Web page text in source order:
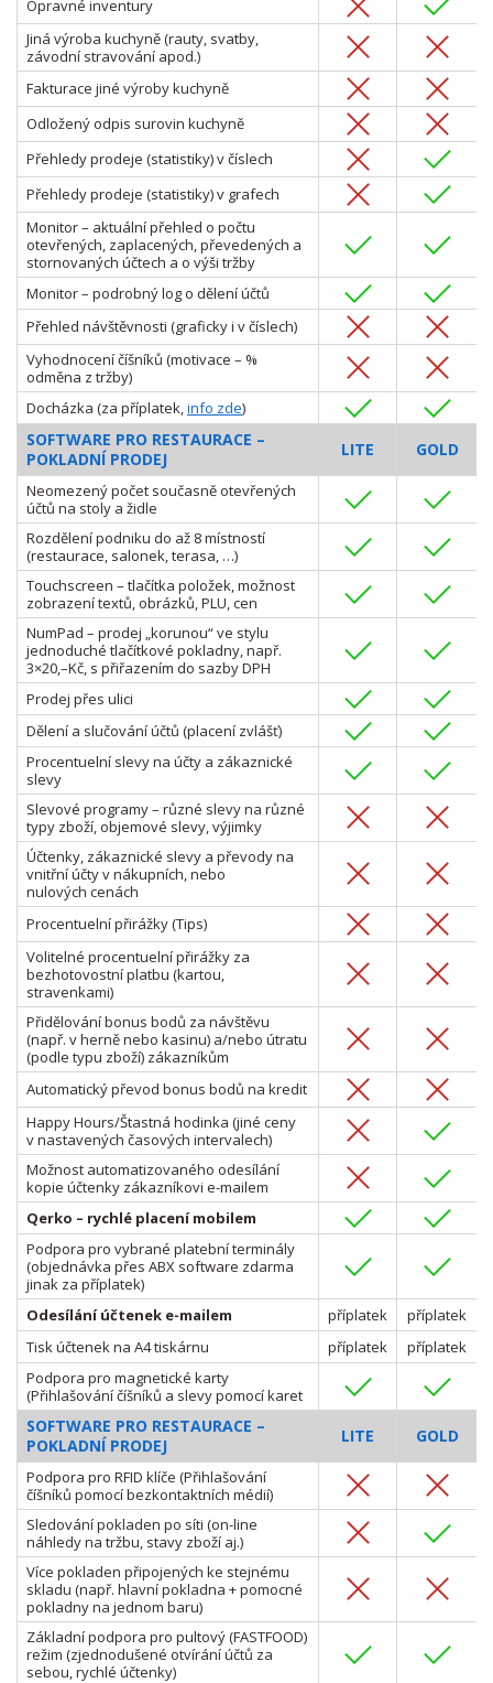
Opravné inventury
Jiná výroba kuchyně (rauty, svatby,
závodní stravování apod.)
Fakturace jiné výroby kuchyně
Odložený odpis surovin kuchyně
Přehledy prodeje (statistiky) v číslech
Přehledy prodeje (statistiky) v grafech
Monitor – aktuální přehled o počtu
otevřených, zaplacených, převedených a
stornovaných účtech a o výši tržby
Monitor – podrobný log o dělení účtů
Přehled návštěvnosti (graficky i v číslech)
Vyhodnocení číšníků (motivace – %
odměna z tržby)
Docházka (za příplatek,info zde)
SOFTWARE PRO RESTAURACE –
POKLADNÍ PRODEJ
LITE GOLD
Neomezený počet současně otevřených
účtů na stoly a židle
Rozdělení podniku do až 8 místností
(restaurace, salonek, terasa, …)
Touchscreen – tlačítka položek, možnost
zobrazení textů, obrázků, PLU, cen
NumPad – prodej „korunou“ ve stylu
jednoduché tlačítkové pokladny, např.
3×20,–Kč, s přiřazením do sazby DPH
Prodej přes ulici
Dělení a slučování účtů (placení zvlášť)
Procentuelní slevy na účty a zákaznické
slevy
Slevové programy – různé slevy na různé
typy zboží, objemové slevy, výjimky
Účtenky, zákaznické slevy a převody na
vnitřní účty v nákupních, nebo
nulových cenách
Procentuelní přirážky (Tips)
Volitelné procentuelní přirážky za
bezhotovostní platbu (kartou,
stravenkami)
Přidělování bonus bodů za návštěvu
(např. v herně nebo kasinu) a/nebo útratu
(podle typu zboží) zákazníkům
Automatický převod bonus bodů na kredit
Happy Hours/Štastná hodinka (jiné ceny
v nastavených časových intervalech)
Možnost automatizovaného odesílání
kopie účtenky zákazníkovi e-mailem
Qerko – rychlé placení mobilem
Podpora pro vybrané platební terminály
(objednávka přes ABX software zdarma
jinak za příplatek)
Odesílání účtenek e-mailem
příplatek
příplatek
Tisk účtenek na A4 tiskárnu
příplatek
příplatek
Podpora pro magnetické karty
(Přihlašování číšníků a slevy pomocí karet
SOFTWARE PRO RESTAURACE –
POKLADNÍ PRODEJ
LITE GOLD
Podpora pro RFID klíče (Přihlašování
číšníků pomocí bezkontaktních mé­dií)
Sledování pokladen po síti (on-line
náhledy na tržbu, stavy zboží aj.)
Více pokladen připojených ke stejnému
skladu (např. hlavní pokladna + pomocné
pokladny na jednom baru)
Základní podpora pro pultový (FASTFOOD)
režim (zjednodušené otvírání účtů za
sebou, rychlé účtenky)